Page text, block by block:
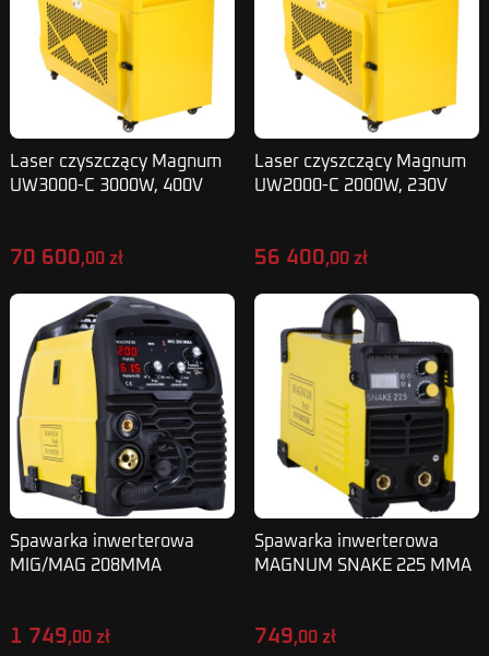
Laser czyszczący Magnum
UW3000-C 3000W, 400V
70 600,00 zł
Laser czyszczący Magnum
UW2000-C 2000W, 230V
56 400,00 zł
Spawarka inwerterowa
MIG/MAG 208MMA
1 749,00 zł
Spawarka inwerterowa
MAGNUM SNAKE 225 MMA
749,00 zł